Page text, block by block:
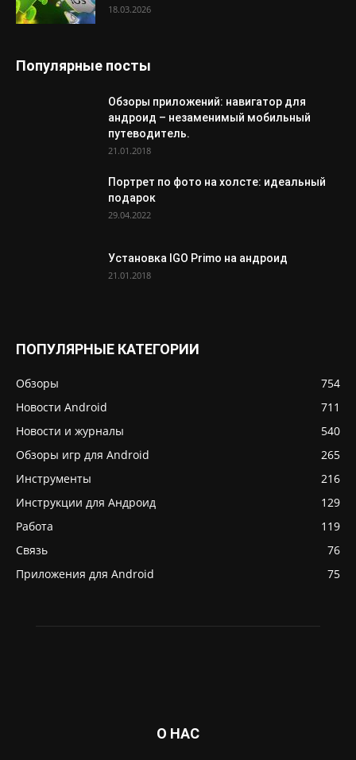
18.03.2026
Популярные посты
Обзоры приложений: навигатор для
андроид – незаменимый мобильный
путеводитель.
21.01.2018
Портрет по фото на холсте: идеальный
подарок
29.04.2022
Установка IGO Primo на андроид
21.01.2018
ПОПУЛЯРНЫЕ КАТЕГОРИИ
Обзоры
754
Новости Android
711
Новости и журналы
540
Обзоры игр для Android
265
Инструменты
216
Инструкции для Андроид
129
Работа
119
Связь
76
Приложения для Android
75
О НАС